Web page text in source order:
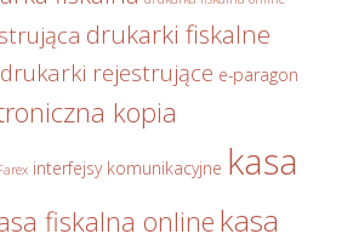
drukarki fiskalne
drukarki rejestrujące e-paragon
kopia
interfejsy komunikacyjne kasa
fiskalna online kasa